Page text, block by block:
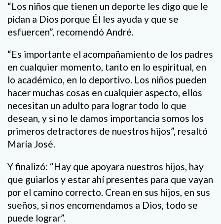
“Los niños que tienen un deporte les digo que le
pidan a Dios porque Él les ayuda y que se
esfuercen”, recomendó André.
“Es importante el acompañamiento de los padres
en cualquier momento, tanto en lo espiritual, en
lo académico, en lo deportivo. Los niños pueden
hacer muchas cosas en cualquier aspecto, ellos
necesitan un adulto para lograr todo lo que
desean, y si no le damos importancia somos los
primeros detractores de nuestros hijos”, resaltó
María José.
Y finalizó: “Hay que apoyara nuestros hijos, hay
que guiarlos y estar ahí presentes para que vayan
por el camino correcto. Crean en sus hijos, en sus
sueños, si nos encomendamos a Dios, todo se
puede lograr”.